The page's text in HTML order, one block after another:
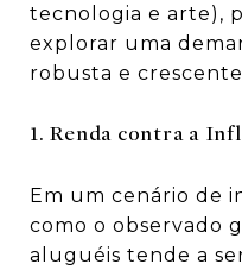
tecnologia e arte),
explorar uma
robusta e
1. Renda contra a
Em um cenário de
como o observado
aluguéis tende a